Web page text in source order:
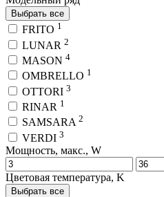
Выбрать все
FRITO 1
LUNAR 2
MASON 4
OMBRELLO 1
OTTORI 3
RINAR 1
SAMSARA 2
VERDI 3
Мощность, макс., W
Цветовая температура, K
Выбрать все